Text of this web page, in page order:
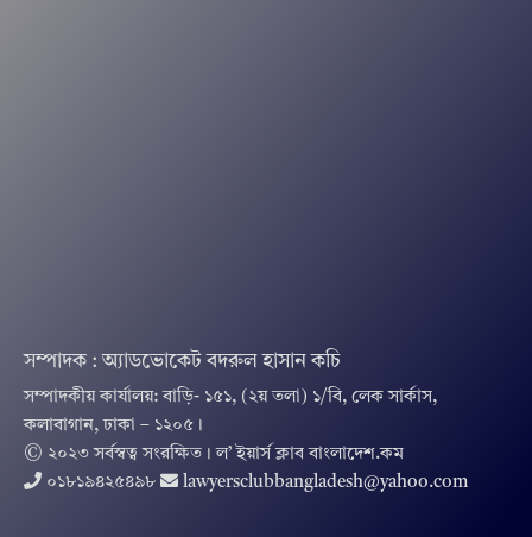
সম্পাদক : অ্যাডভোকেট বদরুল হাসান কচি
সম্পাদকীয় কার্যালয়: বাড়ি- ১৫১, (২য় তলা) ১/বি, লেক সার্কাস,
কলাবাগান, ঢাকা – ১২০৫।
© ২০২৩ সর্বস্বত্ব সংরক্ষিত । ল’ ইয়ার্স ক্লাব বাংলাদেশ.কম
০১৮১৯৪২৫৪৯৮
lawyersclubbangladesh@yahoo.com